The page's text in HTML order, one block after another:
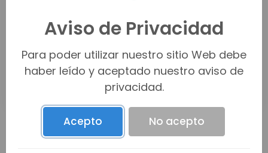
Aviso de Privacidad
Para poder utilizar nuestro sitio Web debe
haber leído y aceptado nuestro aviso de
privacidad.
Acepto No acepto